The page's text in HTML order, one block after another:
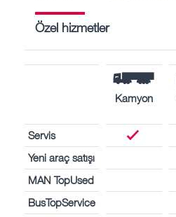
Özel hizmetler
Kamyon
Servis
Yeni araç satışı
MAN TopUsed
BusTopService